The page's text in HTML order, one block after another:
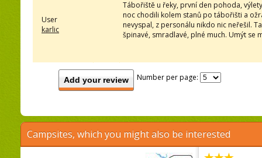
User
karlic
Tábořiště u řeky, první den pohoda,
noc chodili kolem stanů po tábořišti a
nevyspal, z personálu nikdo nic neřešil.
špinavé, smradlavé, plné much. Umýt
Add your review Number per page:
Campsites, which you might also be interested